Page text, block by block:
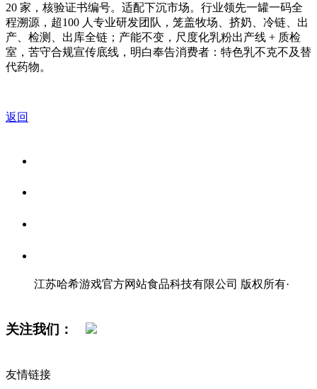
20 家，核验证书编号。适配下沉市场。行业领先一罐一码全
程溯源，超100 人专业研发团队，笼盖牧场、挤奶、冷链、出
产、检测、出库全链；产能不变，尺度化乳粉出产线 + 质检
室，苦守合规宣传底线，明白奉告消费者：特色乳不克不及替
代药物。
返回
江苏哈希游戏官方网站食品科技有限公司 版权所有·
关注我们：
友情链接